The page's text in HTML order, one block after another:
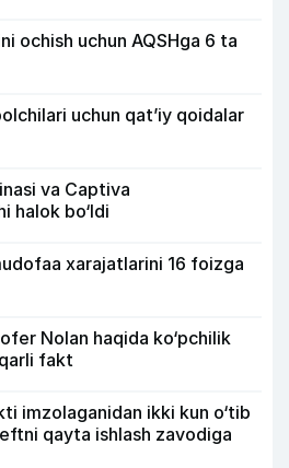
ochish uchun AQSHga 6 ta
uchun qat’iy qoidalar
va Captiva
halok bo‘ldi
xarajatlarini 16 foizga
Nolan haqida ko‘pchilik
fakt
imzolaganidan ikki kun o‘tib
qayta ishlash zavodiga